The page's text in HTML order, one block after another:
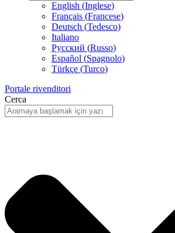
English (Inglese)
Français (Francese)
Deutsch (Tedesco)
Italiano
Русский (Russo)
Español (Spagnolo)
Türkçe (Turco)
Portale rivenditori
Cerca